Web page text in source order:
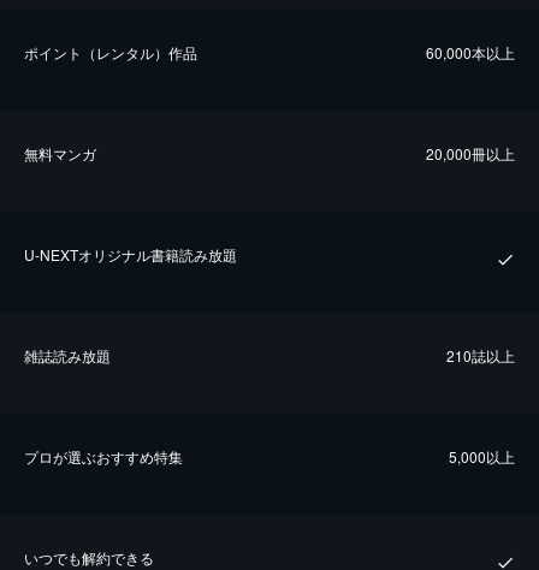
ポイント（レンタル）作品 60,000本以上
無料マンガ 20,000冊以上
U-NEXTオリジナル書籍読み放題
雑誌読み放題 210誌以上
プロが選ぶおすすめ特集 5,000以上
いつでも解約できる